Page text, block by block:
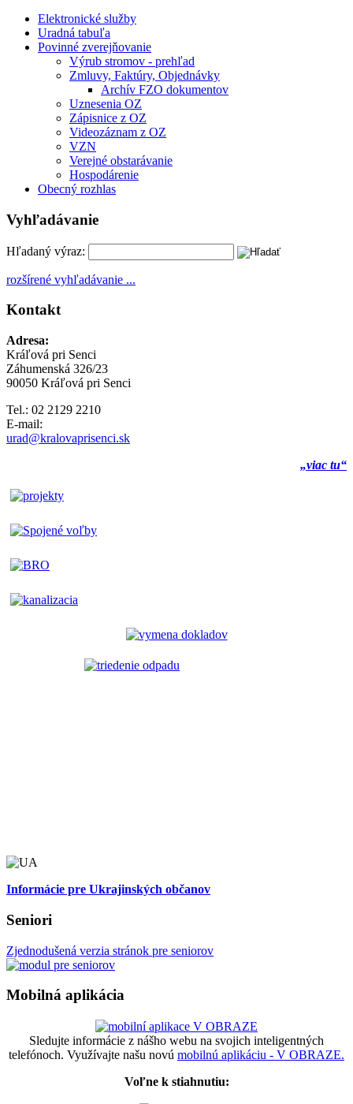
Elektronické služby
Uradná tabuľa
Povinné zverejňovanie
Výrub stromov - prehľad
Zmluvy, Faktúry, Objednávky
Archív FZO dokumentov
Uznesenia OZ
Zápisnice z OZ
Videozáznam z OZ
VZN
Verejné obstarávanie
Hospodárenie
Obecný rozhlas
Vyhľadávanie
Hľadaný výraz:
rozšírené vyhľadávanie ...
Kontakt
Adresa:
Kráľová pri Senci
Záhumenská 326/23
90050 Kráľová pri Senci
Tel.: 02 2129 2210
E-mail:
urad@kralovaprisenci.sk
„viac tu“
Informácie pre Ukrajinských občanov
Seniori
Zjednodušená verzia stránok pre seniorov
Mobilná aplikácia
Sledujte informácie z nášho webu na svojich inteligentných
telefónoch. Využívajte našu novú mobilnú aplikáciu - V OBRAZE.
Voľne k stiahnutiu: